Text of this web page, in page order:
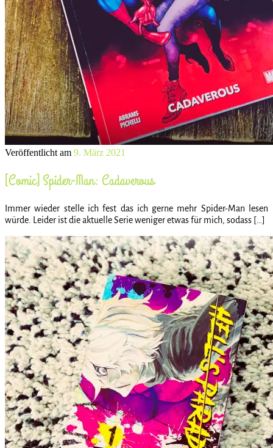
Veröffentlicht am 9. März 2021
[Comic] Spider-Man: Cadaverous
Immer wieder stelle ich fest das ich gerne mehr Spider-Man lesen
würde. Leider ist die aktuelle Serie weniger etwas für mich, sodass […]